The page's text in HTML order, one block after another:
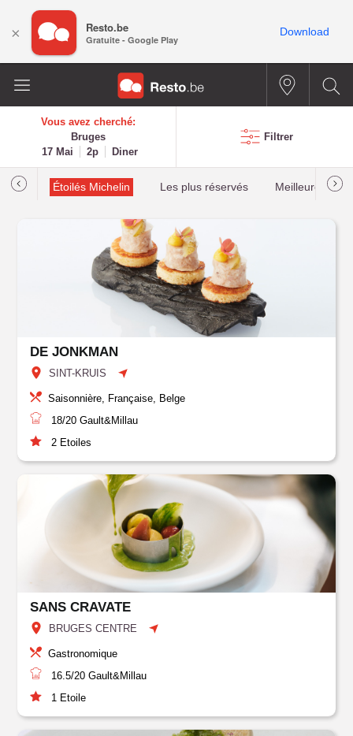
Vous avez cherché:
Bruges
17 Mai
2p Diner
Filtrer
Étoilés Michelin Les plus réservés Meilleures
DE JONKMAN
SINT-KRUIS
Saisonnière, Française, Belge
18/20 Gault&Millau
2 Etoiles
SANS CRAVATE
BRUGES CENTRE
Gastronomique
16.5/20 Gault&Millau
1 Etoile
× Resto.be
Gratuite - Google Play
Download